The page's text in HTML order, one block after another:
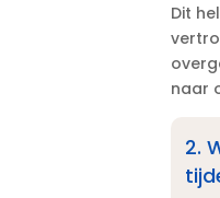
Dit
naar
2.​